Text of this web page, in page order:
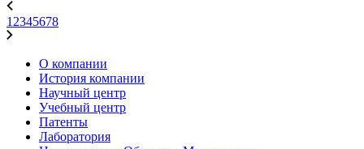
1 2345678
О компании
История компании
Научный центр
Учебный центр
Патенты
Лаборатория